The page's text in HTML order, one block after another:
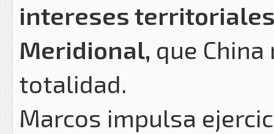
intereses
Meridional, que
totalidad.
Marcos impulsa